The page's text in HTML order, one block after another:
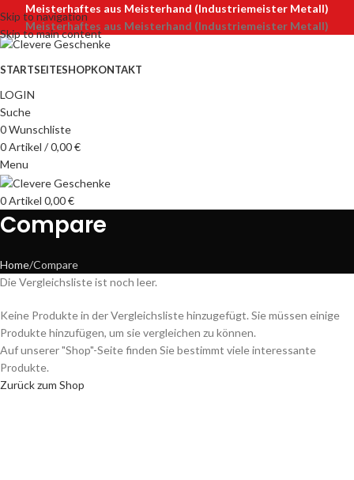
Skip to navigation
Skip to main content
Meisterhaftes aus Meisterhand (Industriemeister Metall)
Meisterhaftes aus Meisterhand (Industriemeister Metall)
STARTSEITESHOPKONTAKT
LOGIN
Suche
0Wunschliste
0Artikel /0,00€
Menu
0Artikel 0,00€
Compare
Home Compare
Die Vergleichsliste ist noch leer.
Keine Produkte in der Vergleichsliste hinzugefügt. Sie müssen einige
Produkte hinzufügen, um sie vergleichen zu können.
Auf unserer "Shop"-Seite finden Sie bestimmt viele interessante
Produkte.
Zurück zum Shop